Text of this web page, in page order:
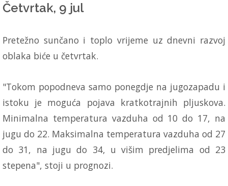
Četvrtak, 9 jul
Pretežno sunčano i toplo vrijeme uz dnevni razvoj
oblaka biće u četvrtak.
"Tokom popodneva samo ponegdje na jugozapadu i
istoku je moguća pojava kratkotrajnih pljuskova.
Minimalna temperatura vazduha od 10 do 17, na
jugu do 22. Maksimalna temperatura vazduha od 27
do 31, na jugu do 34, u višim predjelima od 23
stepena", stoji u prognozi.